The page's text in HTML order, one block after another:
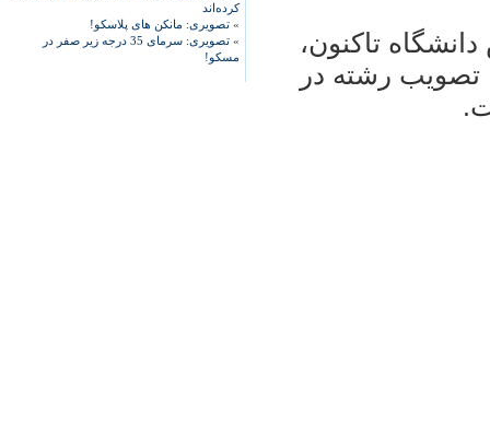
کرده‌اند
» تصویری: مانکن های پلاسکو!
»
تصویری: سرمای 35 درجه زیر صفر در
مسکو!
تاكنون،
تصویب رشته در